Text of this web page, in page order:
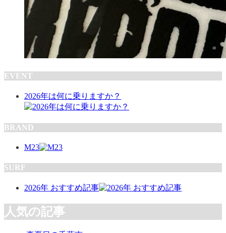
EVENT
2026年は何に乗りますか？
BRAND
M23
SURF
2026年 おすすめ記事
人気の記事